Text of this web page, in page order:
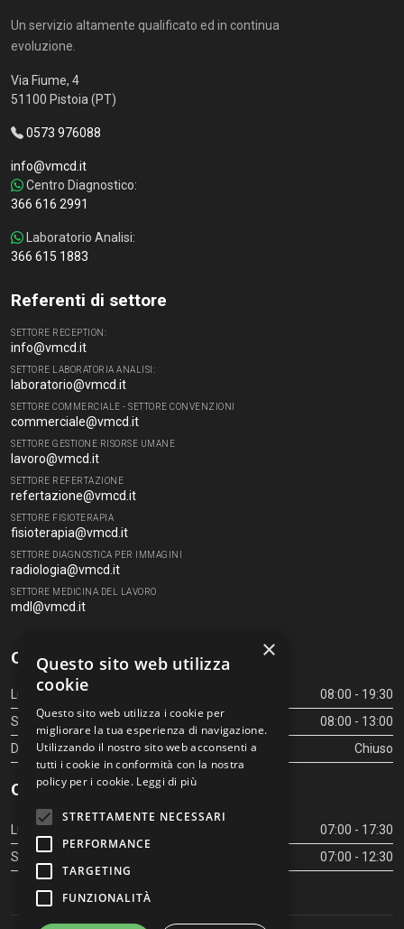
Un servizio altamente qualificato ed in continua
evoluzione.
Via Fiume, 4
51100 Pistoia (PT)
0573 976088
info@vmcd.it
Centro Diagnostico:
366 616 2991
Laboratorio Analisi:
366 615 1883
Referenti di settore
SETTORE RECEPTION:
info@vmcd.it
SETTORE LABORATORIA ANALISI:
laboratorio@vmcd.it
SETTORE COMMERCIALE - SETTORE CONVENZIONI
commerciale@vmcd.it
SETTORE GESTIONE RISORSE UMANE
lavoro@vmcd.it
SETTORE REFERTAZIONE
refertazione@vmcd.it
SETTORE FISIOTERAPIA
fisioterapia@vmcd.it
SETTORE DIAGNOSTICA PER IMMAGINI
radiologia@vmcd.it
SETTORE MEDICINA DEL LAVORO
mdl@vmcd.it
Orari Centro Diagnostico
Lunedì - Venerdì
08:00 - 19:30
Sabato
08:00 - 13:00
Domenica
Chiuso
Orari Centro Diagnostico
Lunedì - Venerdì
07:00 - 17:30
Sabato
07:00 - 12:30
×
Questo sito web utilizza
cookie
Questo sito web utilizza i cookie per
migliorare la tua esperienza di navigazione.
Utilizzando il nostro sito web acconsenti a
tutti i cookie in conformità con la nostra
policy per i cookie. Leggi di più
STRETTAMENTE NECESSARI
PERFORMANCE
TARGETING
FUNZIONALITÀ